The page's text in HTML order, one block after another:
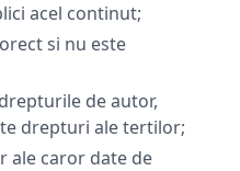
acel continut;
si nu este
de autor,
drepturi ale tertilor;
ale caror date de